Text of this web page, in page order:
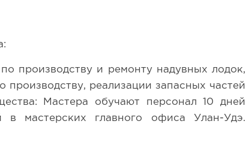
производству и ремонту надувных лодок,
реализации запасных частей
Мастера обучают персонал 10 дней
мастерских главного офиса Улан-Удэ.